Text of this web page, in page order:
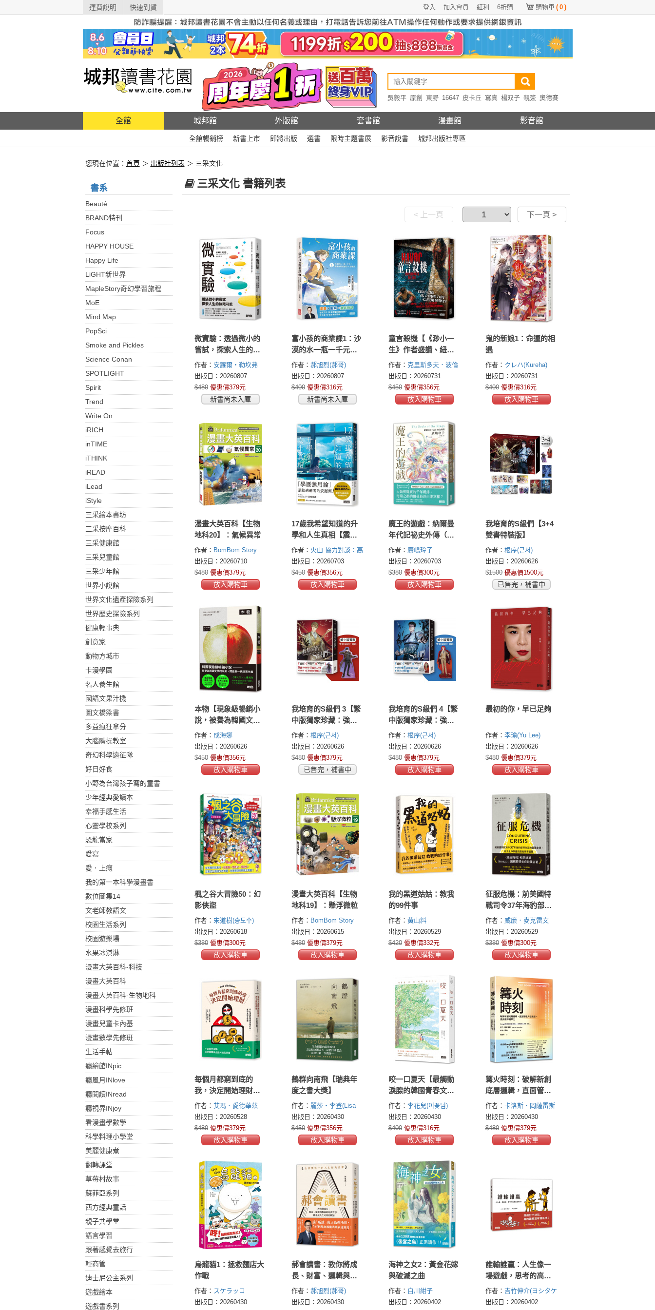
運費說明 快速到貨 購物車 ( 0 )
6折購
紅利
加入會員
登入
吳毅平 原創 東野 16647 皮卡丘 寫真 楊双子 親簽 奧德賽
全館 城邦館 外版館 套書館 漫畫館 影音館
全館暢銷榜 新書上市 即將出版 選書 限時主題書展 影音說書 城邦出版社專區
您現在位置： 首頁 ＞ 出版社列表 ＞ 三采文化
書系
Beauté
BRAND特刊
Focus
HAPPY HOUSE
Happy Life
LiGHT新世界
MapleStory奇幻學習旅程
MoE
Mind Map
PopSci
Smoke and Pickles
Science Conan
SPOTLIGHT
Spirit
Trend
Write On
iRICH
inTIME
iTHINK
iREAD
iLead
iStyle
三采繪本書坊
三采按摩百科
三采健康館
三采兒童館
三采少年館
世界小說館
世界文化遺產探險系列
世界歷史探險系列
健康輕事典
創意家
動物方城市
卡漫學園
名人養生館
國語文果汁機
圖文橋梁書
多益瘋狂拿分
大腦體操教室
奇幻科學遠征隊
好日好食
小野為台灣孩子寫的童書
少年經典愛讀本
幸福手感生活
心靈學校系列
恐龍當家
愛寫
愛．上癮
我的第一本科學漫畫書
數位圖集14
文老師教語文
校園生活系列
校園遊樂場
水果冰淇淋
漫畫大英百科-科技
漫畫大英百科
漫畫大英百科-生物地科
漫畫科學先修班
漫畫兒童卡內基
漫畫數學先修班
生活手帖
癮繪館INpic
癮風月INlove
癮閱讀INread
癮視界INjoy
看漫畫學數學
科學料理小學堂
美麗健康煮
翻轉課堂
草莓村故事
蘇菲亞系列
西方經典童話
親子共學堂
語言學習
跟著感覺去旅行
輕商管
迪士尼公主系列
遊戲繪本
遊戲書系列
三采文化 書籍列表
< 上一頁 下一頁 >
微實驗：透過微小的
嘗試，探索人生的無
限可能
作者： 安蘿爾・勒坎弗
(Anne-Laure Le Cunff)
出版日：20260807
$480 優惠價379元
新書尚未入庫
富小孩的商業課1：沙
漠的水一瓶一千元？
看懂商業經營的16個
模式
作者： 郝旭烈(郝哥)
出版日：20260807
$400 優惠價316元
新書尚未入庫
童言殺機【《渺小一
生》作者盛讚、紐時
年度最佳驚悚小說】
作者： 克里斯多夫．波倫
(Christopher Bollen)
出版日：20260731
$450 優惠價356元
放入購物車
鬼的新娘1：命運的相
遇
作者： クレハ(Kureha)
出版日：20260731
$400 優惠價316元
放入購物車
漫畫大英百科【生物
地科20】：氣候異常
作者： BomBom Story
出版日：20260710
$480 優惠價379元
放入購物車
17歲我希望知道的升
學和人生真相【震撼
日本教育界的話題之
作！】
作者： 火山 協力對談：高
田福民
出版日：20260703
$450 優惠價356元
放入購物車
魔王的遊戲：納爾曼
年代記祕史外傳（廣?
玲子首部青少年小
說）
作者： 廣嶋玲子
出版日：20260703
$380 優惠價300元
放入購物車
我培育的S級們【3+4
雙書特裝版】
作者： 根序(근서)
出版日：20260626
$1500 優惠價1500元
已售完，補書中
本物【現象級暢銷小
說，被譽為韓國文學
的未來】
作者： 成海娜
出版日：20260626
$450 優惠價356元
放入購物車
我培育的S級們 3【繁
中版獨家珍藏：強者
BUFF書籤–垓埏公會
長韓宥賢】
作者： 根序(근서)
出版日：20260626
$480 優惠價379元
已售完，補書中
我培育的S級們 4【繁
中版獨家珍藏：強者
BUFF書籤–歲星公會
長成賢齊】
作者： 根序(근서)
出版日：20260626
$480 優惠價379元
放入購物車
最初的你，早已足夠
作者： 李瑜(Yu Lee)
出版日：20260626
$480 優惠價379元
放入購物車
楓之谷大冒險50：幻
影俠盜
作者： 宋道樹(송도수)
出版日：20260618
$380 優惠價300元
放入購物車
漫畫大英百科【生物
地科19】：懸浮微粒
作者： BomBom Story
出版日：20260615
$480 優惠價379元
放入購物車
我的黑道姑姑：教我
的99件事
作者： 黃山料
出版日：20260529
$420 優惠價332元
放入購物車
征服危機：前美國特
戰司令37年海豹部隊
生涯的管理金律，在
混亂中掌握情勢的領
導智慧
作者： 威廉．麥克雷文
(William H. McRaven)
出版日：20260529
$380 優惠價300元
放入購物車
每個月都窮到底的
我，決定開始理財：
財務行為專家帶你從
心理機制探索財務行
為，奪回金錢主導權
作者： 艾瑪．愛德華茲
(Emma Edwards)
出版日：20260528
$480 優惠價379元
放入購物車
鶴群向南飛【瑞典年
度之書大獎】
作者： 麗莎・李登(Lisa
Ridzén)
出版日：20260430
$450 優惠價356元
放入購物車
咬一口夏天【最觸動
淚腺的韓國青春文學
作家·唯一初戀成長小
說】
作者： 李花兒(이꽃님)
出版日：20260430
$400 優惠價316元
放入購物車
篝火時刻：破解新創
底層邏輯，直面管理
人性難題，提升團隊
凝聚力
作者： 卡洛斯．岡薩雷斯
(Carlos Gonzalez)喬許．
葉林(Josh Yellin)
出版日：20260430
$480 優惠價379元
放入購物車
烏龍貓1：拯救麵店大
作戰
作者： スケラッコ
出版日：20260430
郝會讀書：教你將成
長、財富、邏輯與教
養的經典智慧，轉化
成人生可用的觀點
作者： 郝旭烈(郝哥)
出版日：20260430
海神之女2：黃金花嫁
與破滅之曲
作者： 白川紺子
出版日：20260402
誰輸誰贏：人生像一
場遊戲，思考的高度
決定結果！
作者： 吉竹伸介(ヨシタケ
シンスケ（Yoshitake
出版日：20260402